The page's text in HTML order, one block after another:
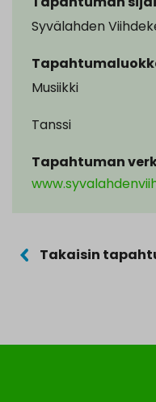
Syvälahden
Musiikki
Tanssi
Tapahtuman
Takaisin